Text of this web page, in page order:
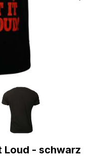
Loud - schwarz